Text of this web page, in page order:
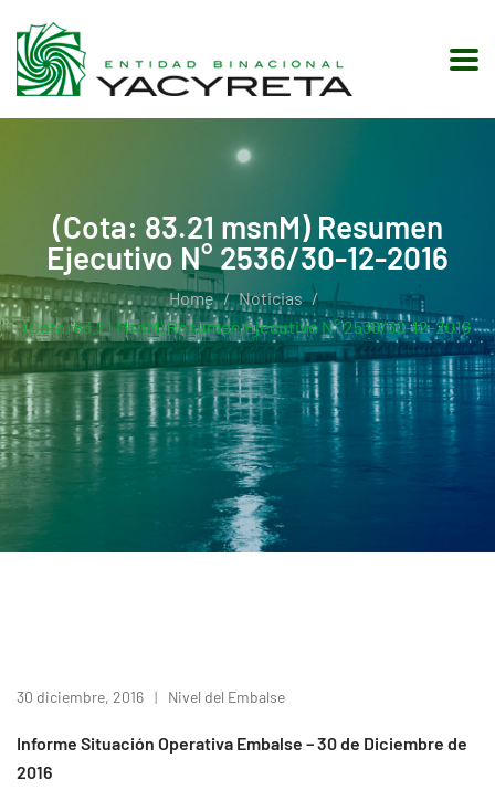
(Cota: 83.21 msnM) Resumen
Ejecutivo N° 2536/30-12-2016
Home
Noticias
(Cota: 83.21 MsnM) Resumen Ejecutivo N° 2536/30-12-2016
30 diciembre, 2016 Nivel del Embalse
Informe Situación Operativa Embalse – 30 de Diciembre de
2016